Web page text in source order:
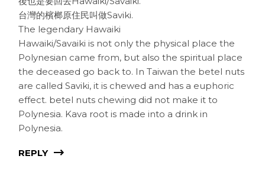
台灣的檳榔原住民叫做Saviki.
The legendary Hawaiki
Hawaiki/Savaiki is not only the physical place the
Polynesian came from, but also the spiritual place
the deceased go back to. In Taiwan the betel nuts
are called Saviki, it is chewed and has a euphoric
effect. betel nuts chewing did not make it to
Polynesia. Kava root is made into a drink in
Polynesia.
REPLY